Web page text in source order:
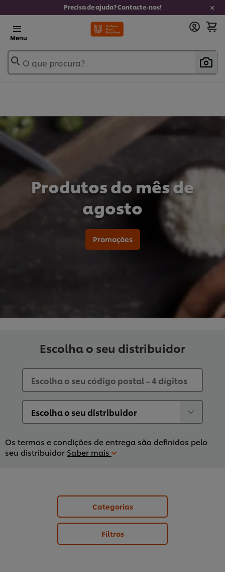
Precisa de ajuda? Contacte-nos!
Menu
O que procura?
Produtos do mês de
agosto
Promoções
Escolha o seu distribuidor
Os termos e condições de entrega são definidos pelo
seu distribuidor Saber mais
Categorias
Filtros